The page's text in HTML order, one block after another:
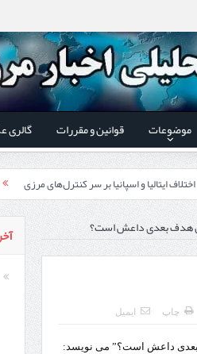
موضوعات قوانین و مقررات
ایتالیا و اسپانیا بر سر کنترل‌های مرزی
و رئیس گمرک مرزی جمهوری آذربایجان تاکید شد؛
ایران و جمهوری آذربایجان ضرورت دارد
طرز تهیه خورش خلال
هدف بعدی داعش است؟
چاپ ایمیل
بعدی داعش است؟” می نویسد: